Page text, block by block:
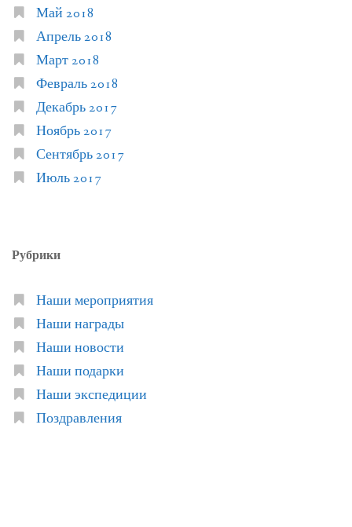
Май 2018
Апрель 2018
Март 2018
Февраль 2018
Декабрь 2017
Ноябрь 2017
Сентябрь 2017
Июль 2017
Рубрики
Наши мероприятия
Наши награды
Наши новости
Наши подарки
Наши экспедиции
Поздравления